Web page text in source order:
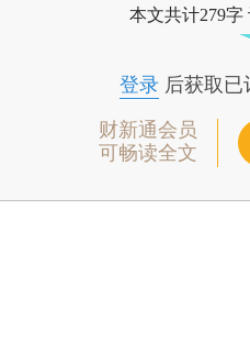
本文共计279
登录后获取已
财新通会员
可畅读全文